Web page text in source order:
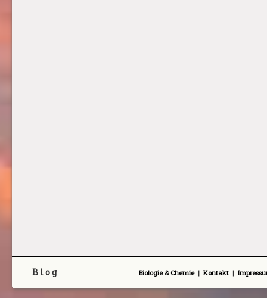
B l o g Biologie & Chemie| Kontakt |